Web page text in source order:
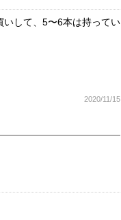
いして、5〜6本は持ってい
2020/11/15